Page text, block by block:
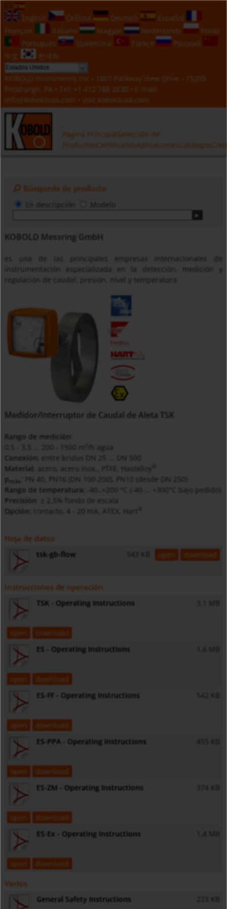
English
Čeština Deutsch
Español
Français
Italiano Magyar Nederlands
Polski
Português
Slovenčina Türkçe
Русский
中文
한국의
KOBOLD Instruments Inc • 1801 Parkway View Drive • 15205
Pittsburgh, PA • Tel:
+1 412 788 2830 • E-mail:
info@koboldusa.com • visit koboldusa.com
Página Principal Selección de
Productos CertificadosAplicaciones Catálogos
Búsqueda de producto
Modelo
KOBOLD Messring GmbH
instrumentación especializada en la detección, medición y
regulación de caudal, presión, nivel y temperatura.
Medidor/Interruptor de Caudal de Aleta TSK
Rango de medición
0,5 - 3,5 ... 200 - 1500 m³/h agua
Conexión
: entre bridas DN 25 ... DN 500
Material
: acero, acero inox., PTFE, Hastelloy
p máx
: PN 40, PN16 (DN 100-200), PN10 (desde DN 250)
Rango de temperatura:
-40..+200 °C (-40 ... +300°C bajo pedido)
Precisión
: ± 2,5% fondo de escala
Opción
: contacto, 4 - 20 mA, ATEX, Hart
Hoja de datos
tsk-gb-flow 543 KB open download
Instrucciones de operación
TSK - Operating Instructions 3,1 MB
open
download
ES - Operating Instructions
open
download
ES-FF - Operating Instructions
542 KB
open
download
ES-PPA - Operating Instructions
455 KB
open
download
ES-ZM - Operating Instructions
374 KB
open
download
ES-Ex - Operating Instructions
1,4 MB
open download
Varios
General Safety Instructions 223 KB